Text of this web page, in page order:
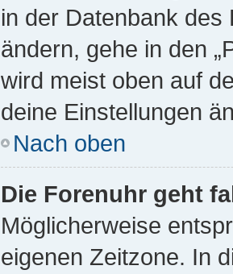
in der Datenbank
ändern, gehe in den
wird meist oben auf
deine Einstellungen
Nach oben
Die Forenuhr geht
Möglicherweise
eigenen Zeitzone. In